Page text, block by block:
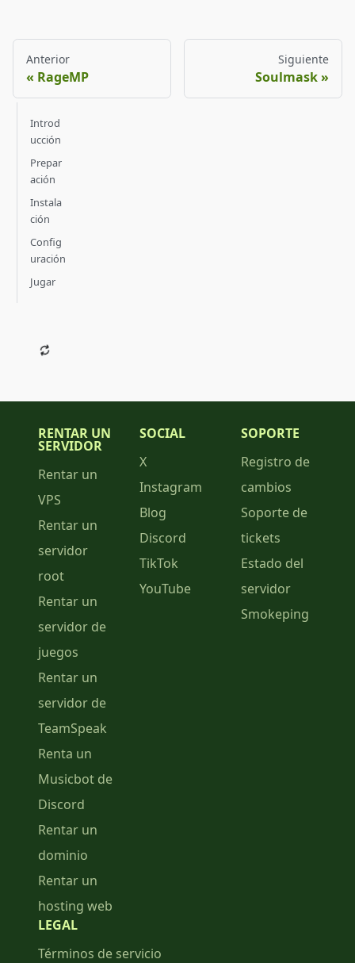
Anterior
RageMP
Siguiente
Soulmask
Introd
ucción
Prepar
ación
Instala
ción
Config
uración
Jugar
RENTAR UN
SERVIDOR
Rentar un
VPS
Rentar un
servidor
root
Rentar un
servidor de
juegos
Rentar un
servidor de
TeamSpeak
Renta un
Musicbot de
Discord
Rentar un
dominio
Rentar un
hosting web
SOCIAL
X
Instagram
Blog
Discord
TikTok
YouTube
SOPORTE
Registro de
cambios
Soporte de
tickets
Estado del
servidor
Smokeping
LEGAL
Términos de servicio